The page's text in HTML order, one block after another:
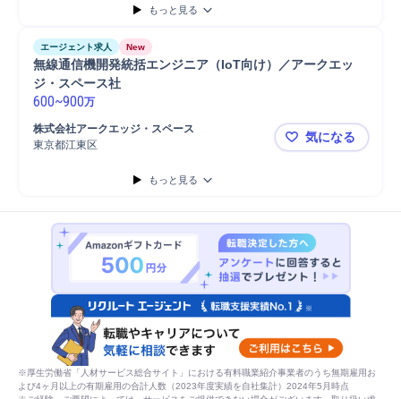
もっと見る
エージェント求人 New
無線通信機開発統括エンジニア（IoT向け）／アークエッ
ジ・スペース社
600~900万
株式会社アークエッジ・スペース
東京都江東区
無線通信機
気になる
もっと見る
※厚生労働省「人材サービス総合サイト」における有料職業紹介事業者のうち無期雇用お
よび4ヶ月以上の有期雇用の合計人数（2023年度実績を自社集計）2024年5月時点